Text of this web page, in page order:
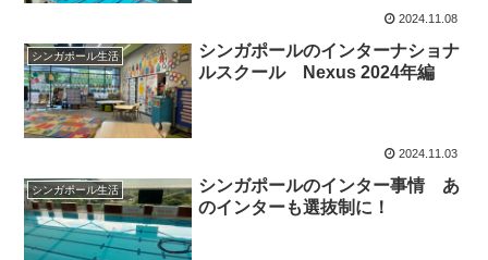
2024.11.08
シンガポール生活
シンガポールのインターナショナ
ルスクール Nexus 2024年編
2024.11.03
シンガポール生活
シンガポールのインター事情 あ
のインターも選抜制に！